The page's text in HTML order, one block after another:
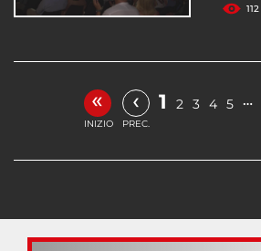
112
«
INIZIO
‹
PREC.
1 2 3 4 5 …